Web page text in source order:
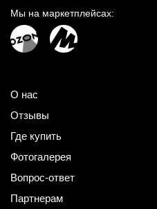
Мы на маркетплейсах:
О нас
Отзывы
Где купить
Фотогалерея
Вопрос-ответ
Партнерам